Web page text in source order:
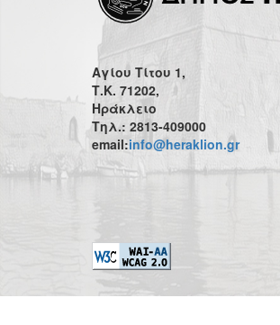
Αγίου Τίτου 1,
Τ.Κ. 71202,
Ηράκλειο
Τηλ.: 2813-409000
email:info@heraklion.gr